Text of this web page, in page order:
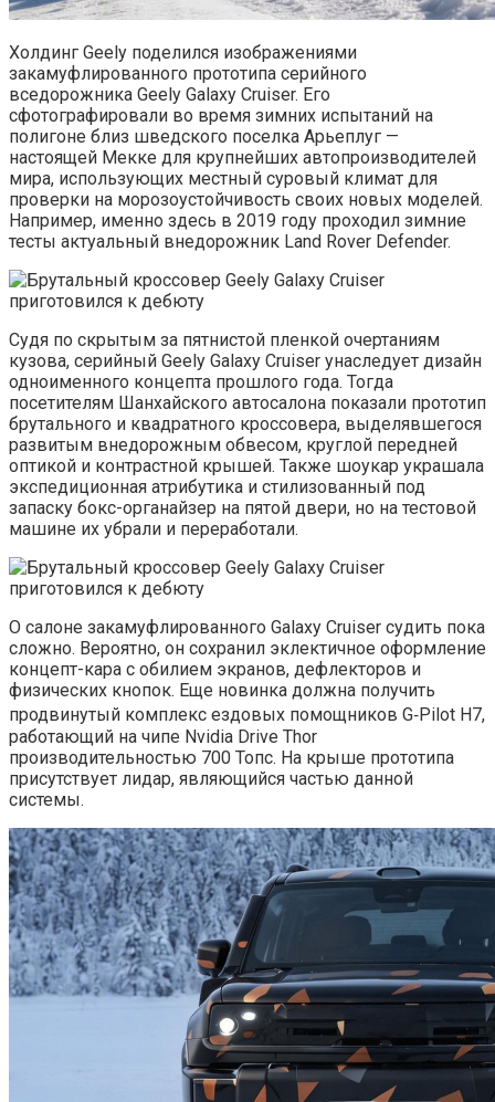
Холдинг Geely поделился изображениями
закамуфлированного прототипа серийного
вседорожника Geely Galaxy Cruiser. Его
сфотографировали во время зимних испытаний на
полигоне близ шведского поселка Арьеплуг —
настоящей Мекке для крупнейших автопроизводителей
мира, использующих местный суровый климат для
проверки на морозоустойчивость своих новых моделей.
Например, именно здесь в 2019 году проходил зимние
тесты актуальный внедорожник Land Rover Defender.
Судя по скрытым за пятнистой пленкой очертаниям
кузова, серийный Geely Galaxy Cruiser унаследует дизайн
одноименного концепта прошлого года. Тогда
посетителям Шанхайского автосалона показали прототип
брутального и квадратного кроссовера, выделявшегося
развитым внедорожным обвесом, круглой передней
оптикой и контрастной крышей. Также шоукар украшала
экспедиционная атрибутика и стилизованный под
запаску бокс-органайзер на пятой двери, но на тестовой
машине их убрали и переработали.
О салоне закамуфлированного Galaxy Cruiser судить пока
сложно. Вероятно, он сохранил эклектичное оформление
концепт-кара с обилием экранов, дефлекторов и
физических кнопок. Еще новинка должна получить
продвинутый комплекс ездовых помощников G‑Pilot H7,
работающий на чипе Nvidia Drive Thor
производительностью 700 Топс. На крыше прототипа
присутствует лидар, являющийся частью данной
системы.